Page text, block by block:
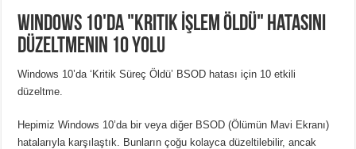
Windows 10'da "Kritik İşlem Öldü" Hatasını
Düzeltmenin 10 Yolu
Windows 10’da ‘Kritik Süreç Öldü’ BSOD hatası için 10 etkili
düzeltme.
Hepimiz Windows 10’da bir veya diğer BSOD (Ölümün Mavi Ekranı)
hatalarıyla karşılaştık. Bunların çoğu kolayca düzeltilebilir, ancak